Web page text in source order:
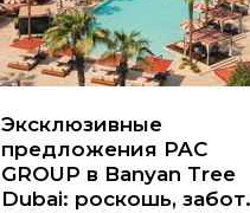
Эксклюзивные
предложения PAC
GROUP в Banyan Tree
Dubai: роскошь,